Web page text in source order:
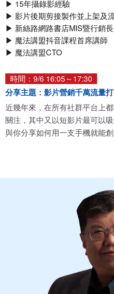
▶ 15年攝錄影經驗
▶ 影片後期剪接製作並上架及
▶ 新絲路網路書店MIS暨行銷長
▶ 魔法講盟抖音課程首席講師
▶ 魔法講盟CTO
時間：9/6 16:05～17:30
分享主題：影片營銷千萬流量
近幾年來，在所有社群平台上
關注，其中又以短影片最可以
與你分享如何用一支手機就能